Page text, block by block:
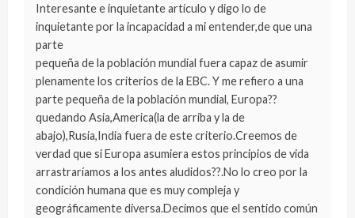
Interesante e inquietante artículo y digo lo de
inquietante por la incapacidad a mi entender,de que una
parte
pequeña de la población mundial fuera capaz de asumir
plenamente los criterios de la EBC. Y me refiero a una
parte pequeña de la población mundial, Europa??
quedando Asia,America(la de arriba y la de
abajo),Rusia,India fuera de este criterio.Creemos de
verdad que si Europa asumiera estos principios de vida
arrastraríamos a los antes aludidos??.No lo creo por la
condición humana que es muy compleja y
geográficamente diversa.Decimos que el sentido común